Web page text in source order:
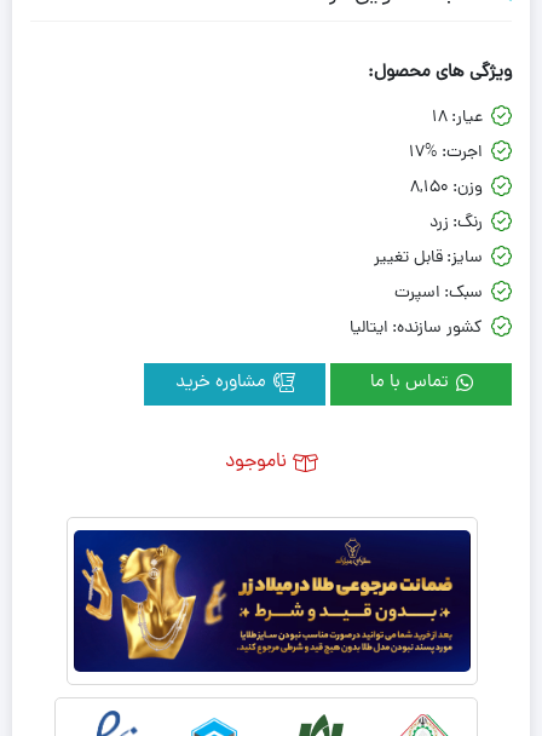
ویژگی های محصول:
عیار:18
اجرت: 17%
وزن: 8,150
رنگ: زرد
سایز:قابل تغییر
سبک: اسپرت
کشور سازنده: ایتالیا
تماس با ما
ناموجود